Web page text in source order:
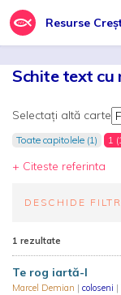
Resurse
Schite text cu
Selectați altă carte
Toate capitolele (1) 1
+ Citeste referinta
DESCHIDE
1 rezultate
Te rog iartă-l
Marcel Demian | coloseni |